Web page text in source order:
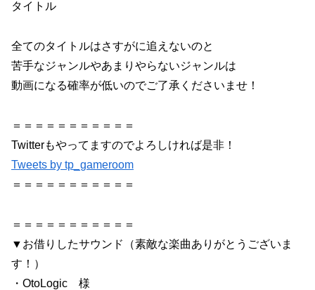
タイトル
全てのタイトルはさすがに追えないのと
苦手なジャンルやあまりやらないジャンルは
動画になる確率が低いのでご了承くださいませ！
＝＝＝＝＝＝＝＝＝＝＝
Twitterもやってますのでよろしければ是非！
Tweets by tp_gameroom
＝＝＝＝＝＝＝＝＝＝＝
＝＝＝＝＝＝＝＝＝＝＝
▼お借りしたサウンド（素敵な楽曲ありがとうございま
す！）
・OtoLogic 様